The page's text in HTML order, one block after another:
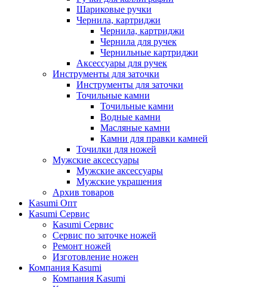
Шариковые ручки
Чернила, картриджи
Чернила, картриджи
Чернила для ручек
Чернильные картриджи
Аксессуары для ручек
Инструменты для заточки
Инструменты для заточки
Точильные камни
Точильные камни
Водные камни
Масляные камни
Камни для правки камней
Точилки для ножей
Мужские аксессуары
Мужские аксессуары
Мужские украшения
Архив товаров
Kasumi Опт
Кasumi Сервис
Кasumi Сервис
Сервис по заточке ножей
Ремонт ножей
Изготовление ножен
Компания Kasumi
Компания Kasumi